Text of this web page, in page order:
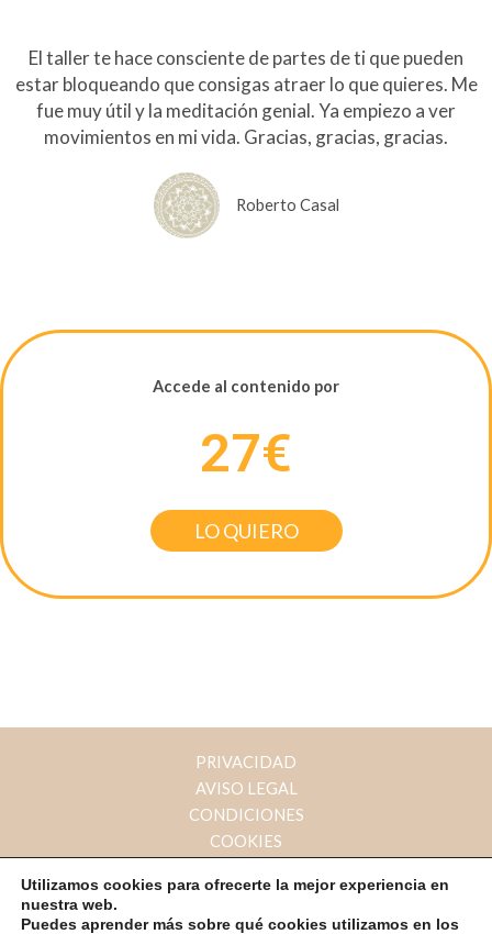
El taller te hace consciente de partes de ti que pueden
estar bloqueando que consigas atraer lo que quieres. Me
fue muy útil y la meditación genial. Ya empiezo a ver
movimientos en mi vida. Gracias, gracias, gracias.
Roberto Casal
Accede al contenido por
27€
LO QUIERO
PRIVACIDAD
AVISO LEGAL
CONDICIONES
COOKIES
Copyright © 2026 Empieza con yoga
Utilizamos cookies para ofrecerte la mejor experiencia en
nuestra web.
Puedes aprender más sobre qué cookies utilizamos en los